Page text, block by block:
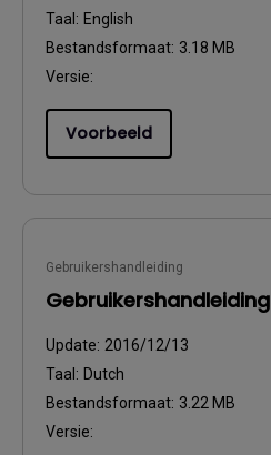
Taal: English
Bestandsformaat: 3.18 MB
Versie:
Voorbeeld
Gebruikershandleiding
Gebruikershandleiding
Update: 2016/12/13
Taal: Dutch
Bestandsformaat: 3.22 MB
Versie: